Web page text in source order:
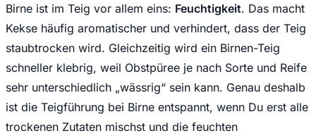
Birne ist im Teig vor allem eins: Feuchtigkeit. Das macht
Kekse häufig aromatischer und verhindert, dass der Teig
staubtrocken wird. Gleichzeitig wird ein Birnen-Teig
schneller klebrig, weil Obstpüree je nach Sorte und Reife
sehr unterschiedlich „wässrig“ sein kann. Genau deshalb
ist die Teigführung bei Birne entspannt, wenn Du erst alle
trockenen Zutaten mischst und die feuchten